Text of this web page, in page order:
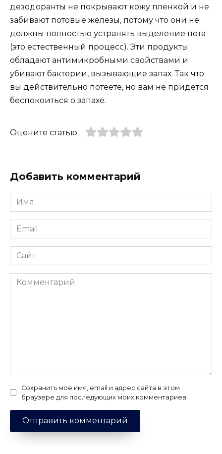
дезодоранты не покрывают кожу пленкой и не
забивают потовые железы, потому что они не
должны полностью устранять выделение пота
(это естественный процесс). Эти продукты
обладают антимикробными свойствами и
убивают бактерии, вызывающие запах. Так что
вы действительно потеете, но вам не придется
беспокоиться о запахе.
Оцените статью
Добавить комментарий
Имя
*
Email
*
Сайт
Комментарий
Сохранить моё имя, email и адрес сайта в этом
браузере для последующих моих комментариев.